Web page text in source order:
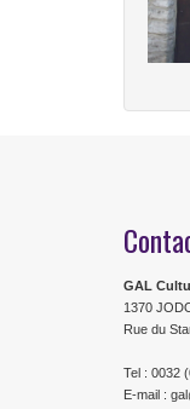
GAL
1370
Rue du
Tel : 0032
E-mail :